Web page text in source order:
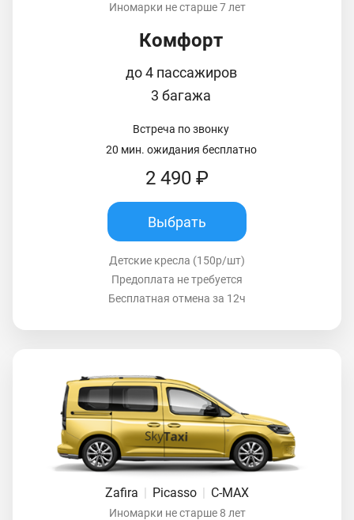
Иномарки не старше 7 лет
Комфорт
до 4 пассажиров
3 багажа
Встреча по звонку
20 мин. ожидания бесплатно
2 490 ₽
Выбрать
Детские кресла (150р/шт)
Предоплата не требуется
Бесплатная отмена за 12ч
Zafira | Picasso | C-MAX
Иномарки не старше 8 лет